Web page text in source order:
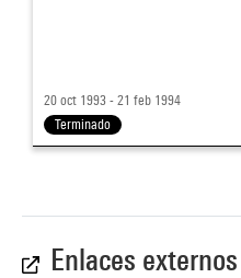
20 oct 1993 - 21 feb 1994
Terminado
Enlaces externos